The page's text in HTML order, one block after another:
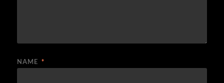
NAME *